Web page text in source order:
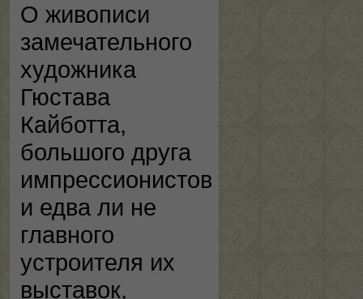
О живописи
замечательного
художника
Гюстава
Кайботта,
большого друга
импрессионистов
и едва ли не
главного
устроителя их
выставок,